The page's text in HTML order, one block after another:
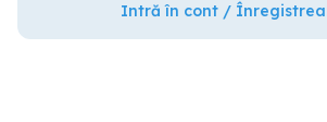
Intră în cont /